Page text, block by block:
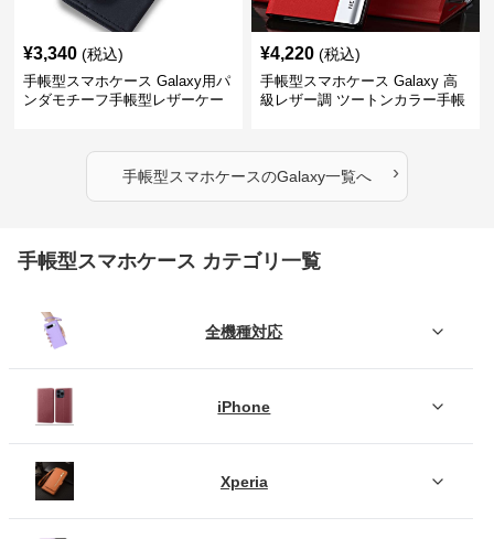
¥3,340 (税込)
手帳型スマホケース Galaxy用パ
ンダモチーフ手帳型レザーケー
¥4,220 (税込)
手帳型スマホケース Galaxy 高
級レザー調 ツートンカラー手帳
手帳型スマホケースのGalaxy一覧へ ›
手帳型スマホケース カテゴリ一覧
全機種対応
iPhone
Xperia